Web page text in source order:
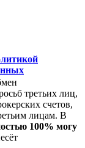
третьих лиц,
счетов,
лицам. В
100% могу